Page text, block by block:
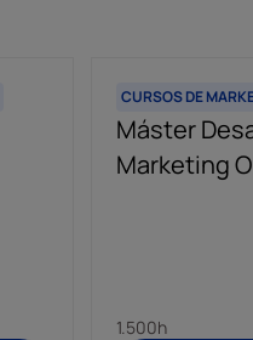
CURSOS DE
Máster
Marketing
1.500h